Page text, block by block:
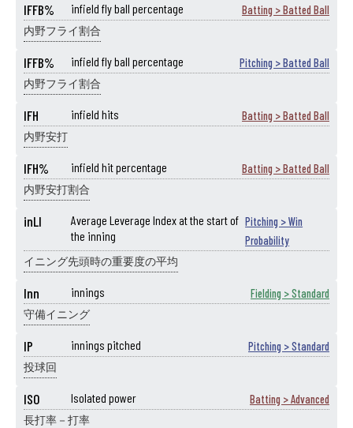
IFFB% infield fly ball percentage Batting > Batted Ball
内野フライ割合
IFFB% infield fly ball percentage Pitching > Batted Ball
内野フライ割合
IFH infield hits Batting > Batted Ball
内野安打
IFH% infield hit percentage Batting > Batted Ball
内野安打割合
inLI
Average Leverage Index at the start of
the inning
Pitching > Win
Probability
イニング先頭時の重要度の平均
Inn innings Fielding > Standard
守備イニング
IP innings pitched Pitching > Standard
投球回
ISO Isolated power Batting > Advanced
長打率－打率